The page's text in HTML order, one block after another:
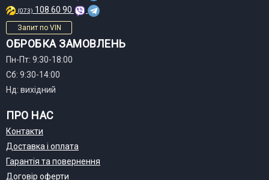
(073) 108 60 90
Запит по VIN
ОБРОБКА ЗАМОВЛЕНЬ
Пн-Пт: 9:30-18:00
Сб: 9:30-14:00
Нд: вихідний
ПРО НАС
Контакти
Доставка і оплата
Гарантія та повернення
Договір оферти